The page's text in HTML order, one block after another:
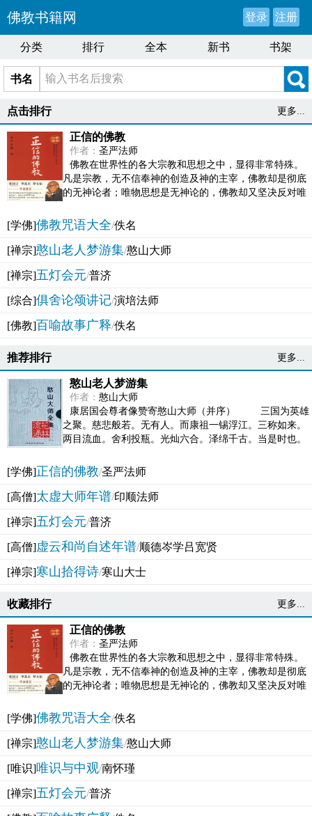
佛教书籍网 登录 注册
分类 排行 全本 新书 书架
书名
点击排行 更多...
正信的佛教
作者： 圣严法师
佛教在世界性的各大宗教和思想之中，显得非常特殊。
凡是宗教，无不信奉神的创造及神的主宰，佛教却是彻底
的无神论者；唯物思想是无神论的，佛教却又坚决反对唯
[学佛]佛教咒语大全/佚名
[禅宗]憨山老人梦游集/憨山大师
[禅宗]五灯会元/普济
[综合]俱舍论颂讲记/演培法师
[佛教]百喻故事广释/佚名
推荐排行 更多...
憨山老人梦游集
作者： 憨山大师
康居国会尊者像赞寄憨山大师（并序） 三国为英雄
之聚。慈悲般若。无有人。而康祖一锡浮江。三称如来。
两目流血。舍利投瓶。光灿六合。泽绵千古。当是时也。
[学佛]正信的佛教/圣严法师
[高僧]太虚大师年谱/印顺法师
[禅宗]五灯会元/普济
[高僧]虚云和尚自述年谱/顺德岑学吕宽贤
[禅宗]寒山拾得诗/寒山大士
收藏排行 更多...
正信的佛教
作者： 圣严法师
佛教在世界性的各大宗教和思想之中，显得非常特殊。
凡是宗教，无不信奉神的创造及神的主宰，佛教却是彻底
的无神论者；唯物思想是无神论的，佛教却又坚决反对唯
[学佛]佛教咒语大全/佚名
[禅宗]憨山老人梦游集/憨山大师
[唯识]唯识与中观/南怀瑾
[禅宗]五灯会元/普济